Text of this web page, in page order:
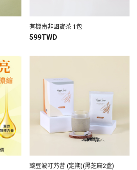
有機南非國寶茶 1包
599TWD
豌豆波叮艿昔 (定期)(黑芝麻2盒)